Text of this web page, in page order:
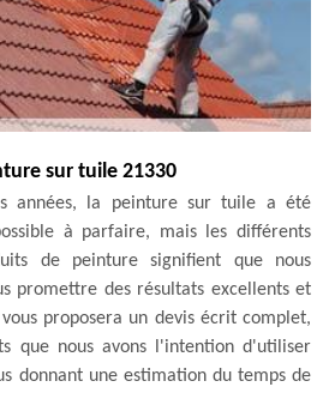
sur tuile 21330
années, la peinture sur tuile a été
à parfaire, mais les différents
de peinture signifient que nous
promettre des résultats excellents et
proposera un devis écrit complet,
que nous avons l'intention d'utiliser
donnant une estimation du temps de